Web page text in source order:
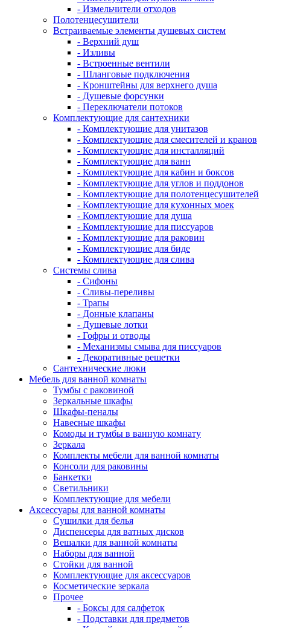
- Измельчители отходов
Полотенцесушители
Встраиваемые элементы душевых систем
- Верхний душ
- Изливы
- Встроенные вентили
- Шланговые подключения
- Кронштейны для верхнего душа
- Душевые форсунки
- Переключатели потоков
Комплектующие для сантехники
- Комплектующие для унитазов
- Комплектующие для смесителей и кранов
- Комплектующие для инсталляций
- Комплектующие для ванн
- Комплектующие для кабин и боксов
- Комплектующие для углов и поддонов
- Комплектующие для полотенцесушителей
- Комплектующие для кухонных моек
- Комплектующие для душа
- Комплектующие для писсуаров
- Комплектующие для раковин
- Комплектующие для биде
- Комплектующие для слива
Системы слива
- Сифоны
- Сливы-переливы
- Трапы
- Донные клапаны
- Душевые лотки
- Гофры и отводы
- Механизмы смыва для писсуаров
- Декоративные решетки
Сантехнические люки
Мебель для ванной комнаты
Тумбы с раковиной
Зеркальные шкафы
Шкафы-пеналы
Навесные шкафы
Комоды и тумбы в ванную комнату
Зеркала
Комплекты мебели для ванной комнаты
Консоли для раковины
Банкетки
Светильники
Комплектующие для мебели
Аксессуары для ванной комнаты
Сушилки для белья
Диспенсеры для ватных дисков
Вешалки для ванной комнаты
Наборы для ванной
Стойки для ванной
Комплектующие для аксессуаров
Косметические зеркала
Прочее
- Боксы для салфеток
- Подставки для предметов